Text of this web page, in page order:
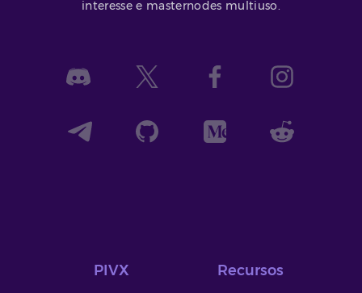
interesse e masternodes multiuso.
PIVX Recursos